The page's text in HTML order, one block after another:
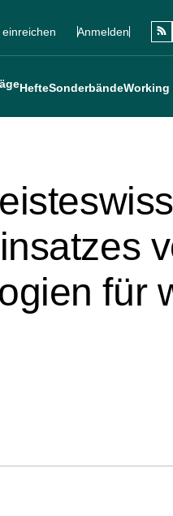
Benutzermenü
Anmelden
HefteSonderbändeWorking
für